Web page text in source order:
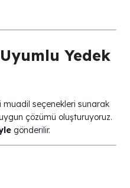
Yedek
muadil seçenekleri sunarak
çözümü oluşturuyoruz.
gönderilir.